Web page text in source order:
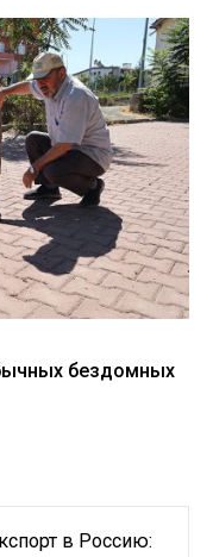
бездомных
в Россию: